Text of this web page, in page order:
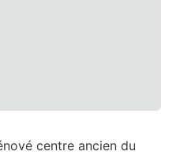
centre ancien du